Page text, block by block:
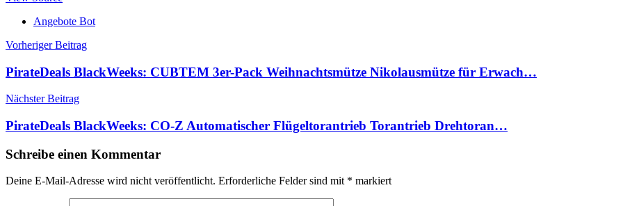
Angebote Bot
Beitragsnavigation
Vorheriger Beitrag
PirateDeals BlackWeeks: CUBTEM 3er-Pack Weihnachtsmütze Nikolausmütze für Erwach…
Nächster Beitrag
PirateDeals BlackWeeks: CO-Z Automatischer Flügeltorantrieb Torantrieb Drehtoran…
Schreibe einen Kommentar
Deine E-Mail-Adresse wird nicht veröffentlicht. Erforderliche Felder sind mit * markiert